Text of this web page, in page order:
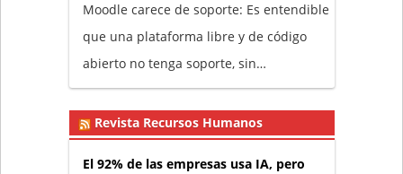
Moodle carece de soporte: Es entendible
que una plataforma libre y de código
abierto no tenga soporte, sin…
Revista Recursos Humanos
El 92% de las empresas usa IA, pero